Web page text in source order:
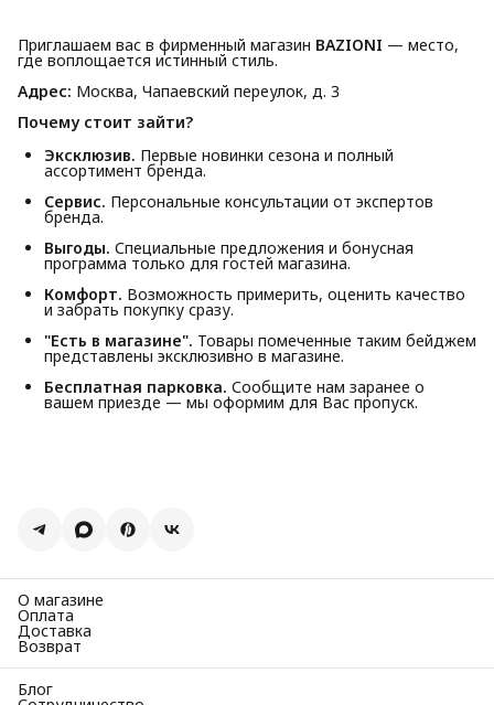
Приглашаем вас в фирменный магазин BAZIONI — место,
где воплощается истинный стиль.
Адрес: Москва, Чапаевский переулок, д. 3
Почему стоит зайти?
Эксклюзив. Первые новинки сезона и полный
ассортимент бренда.
Сервис. Персональные консультации от экспертов
бренда.
Выгоды. Специальные предложения и бонусная
программа только для гостей магазина.
Комфорт. Возможность примерить, оценить качество
и забрать покупку сразу.
"Есть в магазине". Товары помеченные таким бейджем
представлены эксклюзивно в магазине.
Бесплатная парковка. Сообщите нам заранее о
вашем приезде — мы оформим для Вас пропуск.
О магазине
Оплата
Доставка
Возврат
Блог